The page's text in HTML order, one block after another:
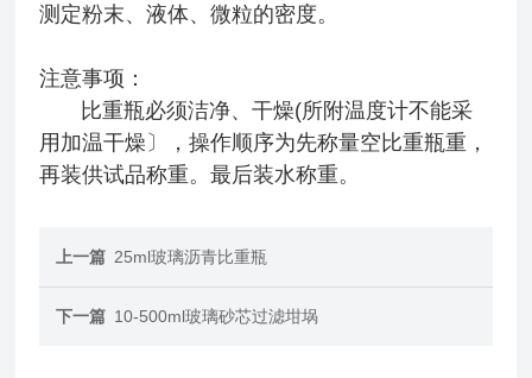
测定粉末、液体、微粒的密度。
注意事项：
比重瓶必须洁净、干燥(所附温度计不能采
用加温干燥〕，操作顺序为先称量空比重瓶重，
再装供试品称重。最后装水称重。
上一篇 25ml玻璃沥青比重瓶
下一篇 10-500ml玻璃砂芯过滤坩埚